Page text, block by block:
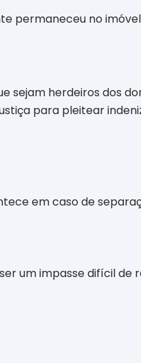
permaneceu no
sejam herdeiros dos
para pleitear
em caso de
um impasse difícil de